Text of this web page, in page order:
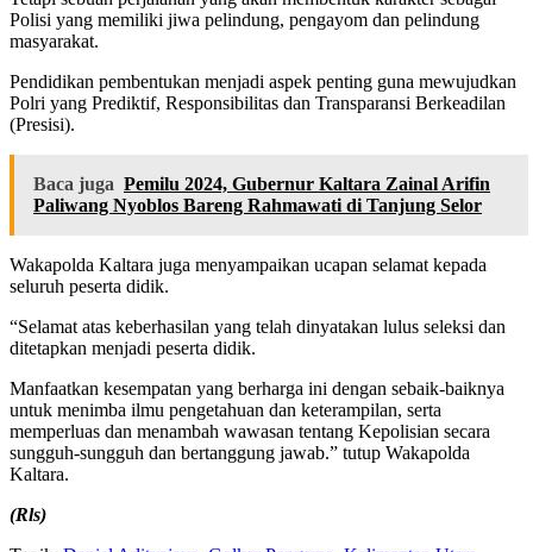
Polisi yang memiliki jiwa pelindung, pengayom dan pelindung
masyarakat.
Pendidikan pembentukan menjadi aspek penting guna mewujudkan
Polri yang Prediktif, Responsibilitas dan Transparansi Berkeadilan
(Presisi).
Baca juga Pemilu 2024, Gubernur Kaltara Zainal Arifin
Paliwang Nyoblos Bareng Rahmawati di Tanjung Selor
Wakapolda Kaltara juga menyampaikan ucapan selamat kepada
seluruh peserta didik.
“Selamat atas keberhasilan yang telah dinyatakan lulus seleksi dan
ditetapkan menjadi peserta didik.
Manfaatkan kesempatan yang berharga ini dengan sebaik-baiknya
untuk menimba ilmu pengetahuan dan keterampilan, serta
memperluas dan menambah wawasan tentang Kepolisian secara
sungguh-sungguh dan bertanggung jawab.” tutup Wakapolda
Kaltara.
(Rls)